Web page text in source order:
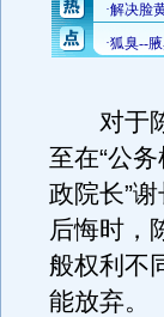
对于陈
至在“公
政院长”
后悔时，
般权利不
能放弃。